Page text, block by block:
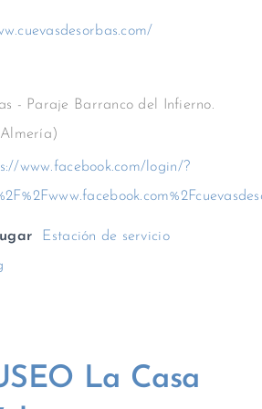
- Paraje Barranco del Infierno.
www.facebook.com/login/?
Estación de servicio
La Casa